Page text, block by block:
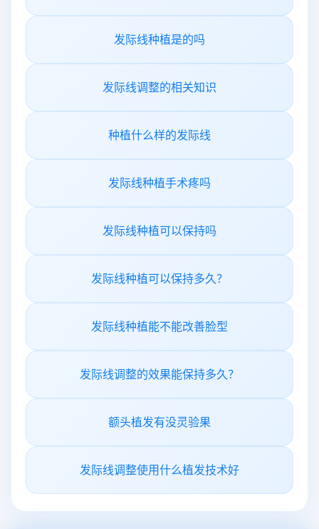
发际线种植是的吗
发际线调整的相关知识
种植什么样的发际线
发际线种植手术疼吗
发际线种植可以保持吗
发际线种植可以保持多久？
发际线种植能不能改善脸型
发际线调整的效果能保持多久？
额头植发有没灵验果
发际线调整使用什么植发技术好